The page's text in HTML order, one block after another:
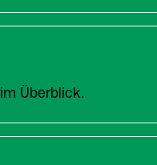
im Überblick.